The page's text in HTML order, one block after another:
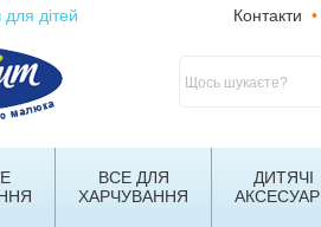
для дітей Контакти •
ВСЕ ДЛЯ
ХАРЧУВАННЯ
ДИТЯЧІ